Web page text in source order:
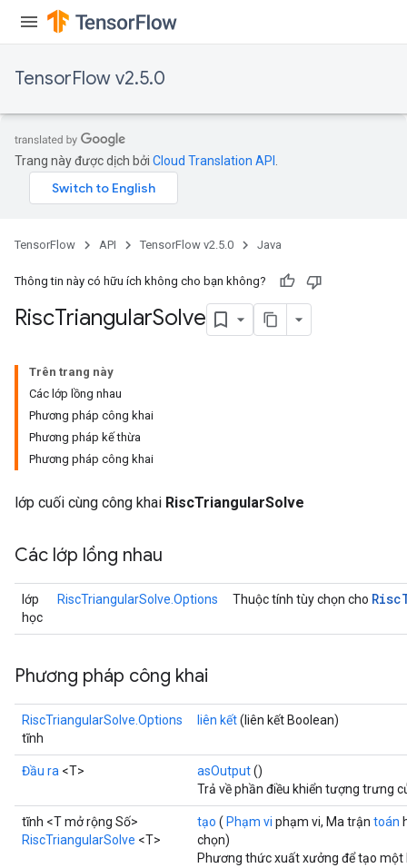
TensorFlow v2.5.0
Trang này được dịch bởi Cloud Translation API
TensorFlow API TensorFlow v2.5.0 Java
Thông tin này có hữu ích không cho bạn không?
RiscTriangularSolve
Trên trang này
Các lớp lồng nhau
Phương pháp công khai
Phương pháp kế thừa
Phương pháp công khai
lớp cuối cùng công khai RiscTriangularSolve
Các lớp lồng nhau
lớp
học
RiscTriangularSolve.Options Thuộc tính tùy chọn cho Risc
Phương pháp công khai
RiscTriangularSolve.Options
tĩnh
liên kết(liên kết Boolean)
Đầu ra <T> asOutput()
Trả về phần điều khiển tượng trưng
tĩnh <T mở rộng Số>
RiscTriangularSolve <T>
tạo ( Phạm vi phạm vi, Ma trận toán
chọn)
Phương thức xuất xưởng để tạo